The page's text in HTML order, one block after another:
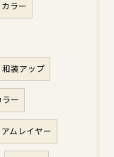
ラー
和装アップ
ラー
アムレイヤー